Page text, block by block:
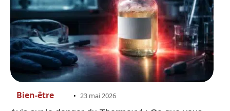
Bien-être 23 mai 2026